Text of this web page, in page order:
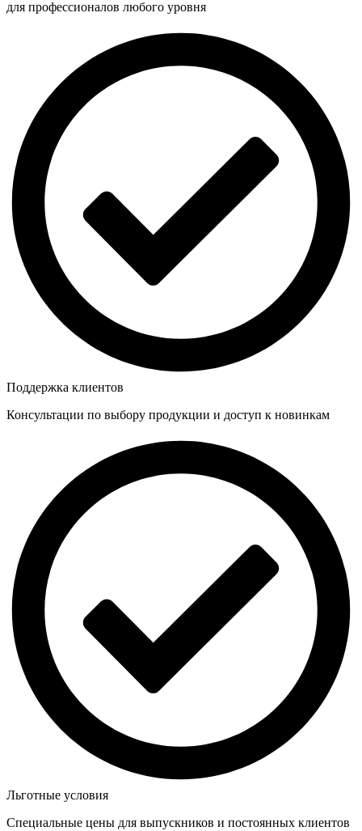
для профессионалов любого уровня
Поддержка клиентов
Консультации по выбору продукции и доступ к новинкам
Льготные условия
Специальные цены для выпускников и постоянных клиентов